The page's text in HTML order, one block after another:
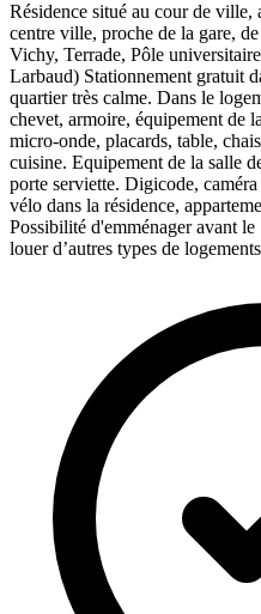
Résidence situé au cour de ville,
centre ville, proche de la gare,
Vichy, Terrade, Pôle
Larbaud) Stationnement gratuit
quartier très calme. Dans le
chevet, armoire, équipement de
micro-onde, placards, table,
cuisine. Equipement de la salle
porte serviette. Digicode,
vélo dans la résidence,
Possibilité d'emménager avant
louer d’autres types de